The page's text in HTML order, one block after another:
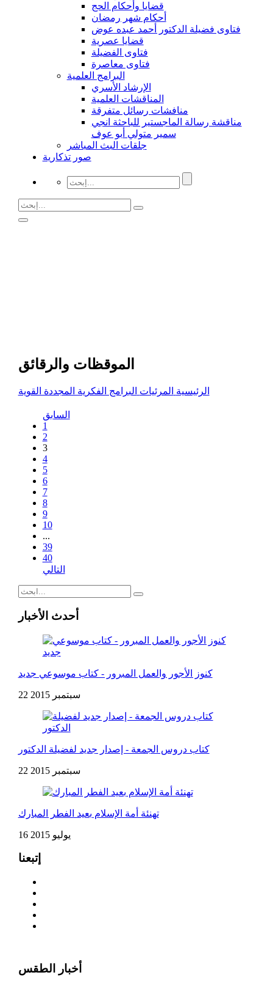
قضايا وأحكام الحج
أحكام شهر رمضان
فتاوى فضيلة الدكتور أحمد عبده عوض
قضايا عصرية
فتاوى الفضيلة
فتاوى معاصرة
البرامج العلمية
الإرشاد الأسري
المناقشات العلمية
منافشات رسائل متفرقة
مناقشة رسالة الماجستير للباحثة انجي
سمير متولي أبو عوف
جلقات البث المباشر
صور تذكارية
الموقظات والرقائق
الرئيسية المرئيات البرامج الفكرية المجددة القوية
السابق
1
2
3
4
5
6
7
8
9
10
...
39
40
التالي
أحدث الأخبار
كنوز الأجور والعمل المبرور - كتاب موسوعي جديد
22 سبتمبر 2015
كتاب دروس الجمعة - إصدار جديد لفضيلة الدكتور
22 سبتمبر 2015
تهنئة أمة الإسلام بعيد الفطر المبارك
16 يوليو 2015
إتبعنا
أخبار الطقس